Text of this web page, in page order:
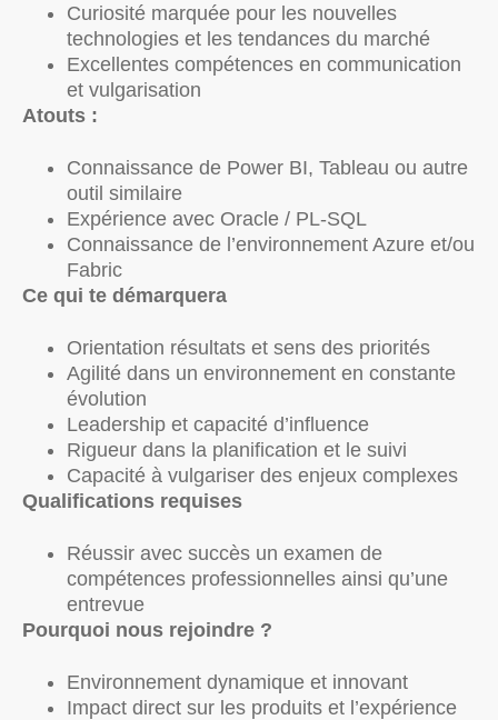
Curiosité marquée pour les nouvelles
technologies et les tendances du marché
Excellentes compétences en communication
et vulgarisation
Atouts :
Connaissance de Power BI, Tableau ou autre
outil similaire
Expérience avec Oracle / PL-SQL
Connaissance de l’environnement Azure et/ou
Fabric
Ce qui te démarquera
Orientation résultats et sens des priorités
Agilité dans un environnement en constante
évolution
Leadership et capacité d’influence
Rigueur dans la planification et le suivi
Capacité à vulgariser des enjeux complexes
Qualifications requises
Réussir avec succès un examen de
compétences professionnelles ainsi qu’une
entrevue
Pourquoi nous rejoindre ?
Environnement dynamique et innovant
Impact direct sur les produits et l’expérience